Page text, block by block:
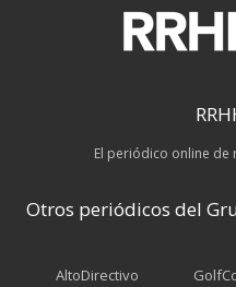
El periódico online de
Otros periódicos del
AltoDirectivo